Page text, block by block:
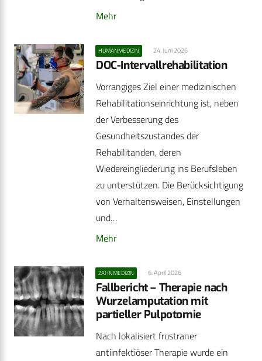
Mehr
HUMANMEDIZIN 24. Juni 2026
DOC-Intervallrehabilitation
Vorrangiges Ziel einer medizinischen
Rehabilitationseinrichtung ist, neben
der Verbesserung des
Gesundheitszustandes der
Rehabilitanden, deren
Wiedereingliederung ins Berufsleben
zu unterstützen. Die Berücksichtigung
von Verhaltensweisen, Einstellungen
und…
Mehr
ZAHNMEDIZIN 6. April 2026
Fallbericht – Therapie nach
Wurzelamputation mit
partieller Pulpotomie
Nach lokalisiert frustraner
antiinfektiöser Therapie wurde ein